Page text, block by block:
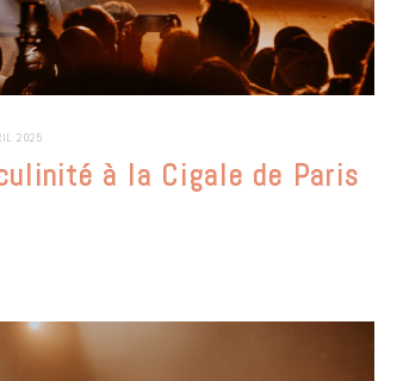
2025
à la Cigale de Paris